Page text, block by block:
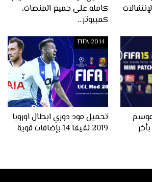
كامله على جميع المنصات،
كمبيوتر…
الجديد 2019 لفيفا 15 بأخر
FIFA 2014
تحميل مود دوري ابطال اوروبا
2019 لفيفا 14 بإضافات قوية